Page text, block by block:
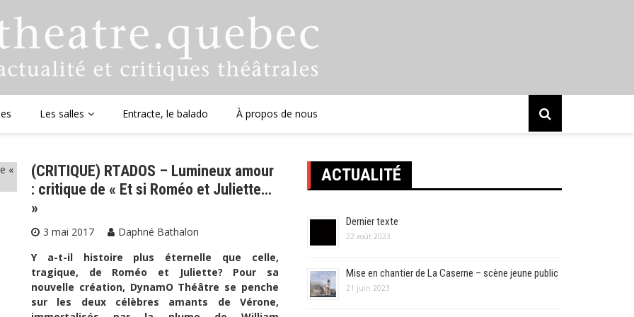
Les salles Entracte, le balado À propos de nous
(CRITIQUE) RTADOS – Lumineux amour
: critique de « Et si Roméo et Juliette…
»
3 mai 2017
Daphné Bathalon
Y a-t-il histoire plus éternelle que celle,
tragique, de Roméo et Juliette? Pour sa
nouvelle création, DynamO Théâtre se penche
sur les deux célèbres amants de Vérone,
ACTUALITÉ
Dernier texte
22 août 2023
Mise en chantier de La Caserne – scène jeune public
21 juin 2023